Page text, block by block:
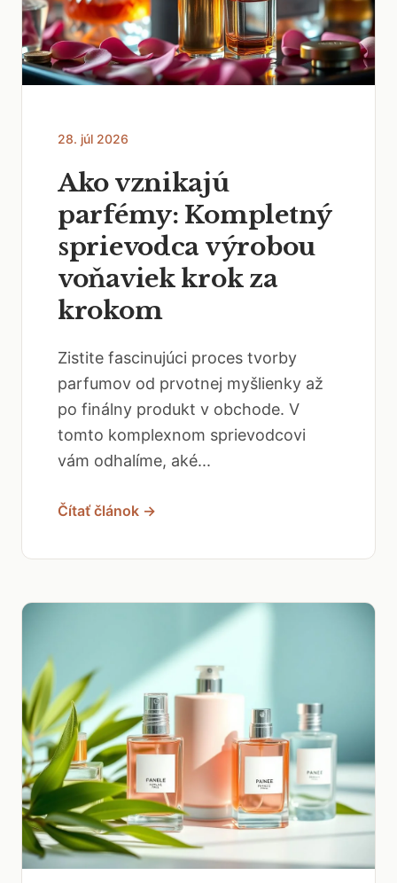
28. júl 2026
Ako vznikajú
parfémy: Kompletný
sprievodca výrobou
voňaviek krok za
krokom
Zistite fascinujúci proces tvorby
parfumov od prvotnej myšlienky až
po finálny produkt v obchode. V
tomto komplexnom sprievodcovi
vám odhalíme, aké...
Čítať článok →